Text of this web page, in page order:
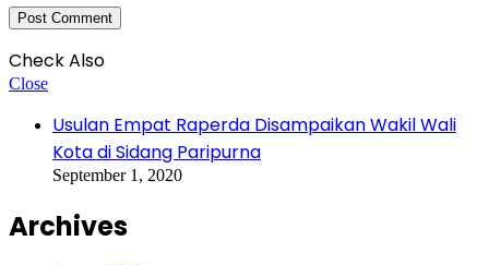
Check Also
Close
Usulan Empat Raperda Disampaikan Wakil Wali
Kota di Sidang Paripurna
September 1, 2020
Archives